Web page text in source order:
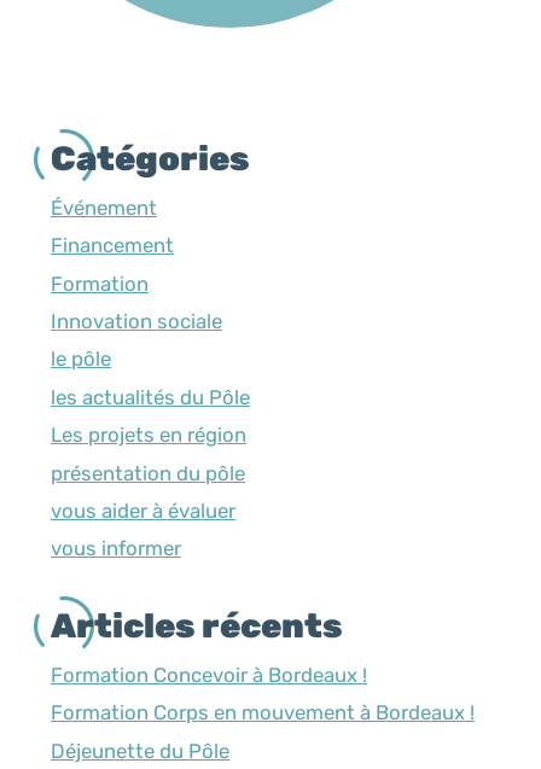
Catégories
Événement
Financement
Formation
Innovation sociale
le pôle
les actualités du Pôle
Les projets en région
présentation du pôle
vous aider à évaluer
vous informer
Articles récents
Formation Concevoir à Bordeaux !
Formation Corps en mouvement à Bordeaux !
Déjeunette du Pôle